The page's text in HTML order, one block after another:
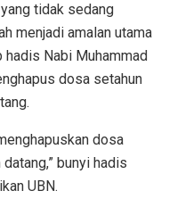
tidak sedang
menjadi amalan utama
hadis Nabi Muhammad
dosa setahun
dosa
bunyi hadis
UBN.